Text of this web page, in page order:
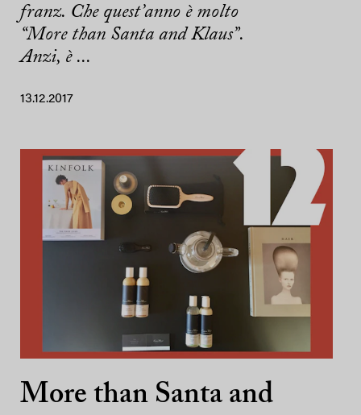
franz. Che quest’anno è molto
“More than Santa and Klaus”.
Anzi, è ...
13.12.2017
More than Santa and